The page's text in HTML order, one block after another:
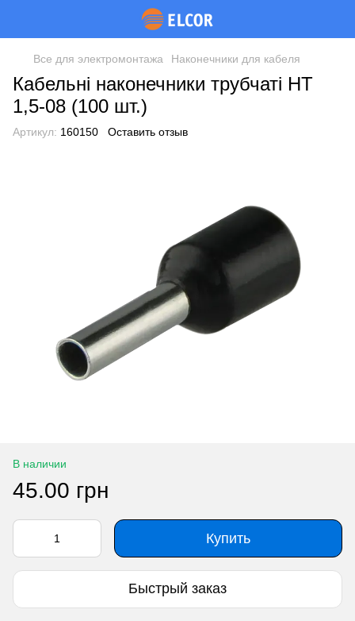
Все для электромонтажа Наконечники для кабеля
Кабельні наконечники трубчаті НТ
1,5-08 (100 шт.)
Артикул: 160150 Оставить отзыв
В наличии
45.00 грн
Купить
Быстрый заказ